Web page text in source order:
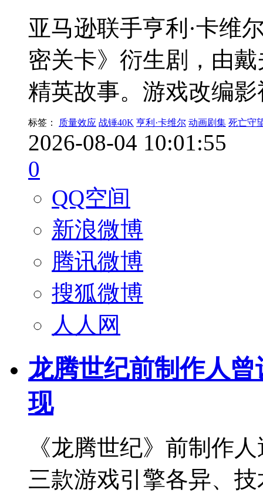
亚马逊联手亨利·卡维
密关卡》衍生剧，由
精英故事。游戏改编
标签： 质量效应 战锤40K 亨利·卡维尔 动画剧集 死亡守
2026-08-04 10:01:55
0
QQ空间
新浪微博
腾讯微博
搜狐微博
人人网
龙腾世纪前制作人
现
《龙腾世纪》前制作
三款游戏引擎各异、